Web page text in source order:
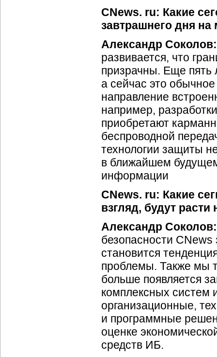
CNews. ru: Какие
завтрашнего дня
Александр Соколов:
развивается, что
призрачны. Еще пять
а сейчас это
направление
например,
приобретают
беспроводной
технологии защиты
в ближайшем
информации
CNews. ru: Какие
взгляд, будут
Александр Соколов:
безопасности CNews
становится
проблемы. Также мы
больше появляется
комплексных систем
организационные,
и программные
оценке
средств ИБ.